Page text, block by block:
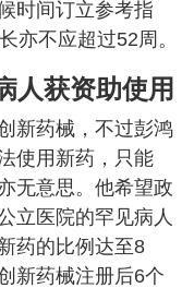
时间订立参考指
亦不应超过52周。
人获资助使用
新药械，不过彭鸿
使用新药，只能
无意思。他希望政
立医院的罕见病人
药的比例达至8
新药械注册后6个